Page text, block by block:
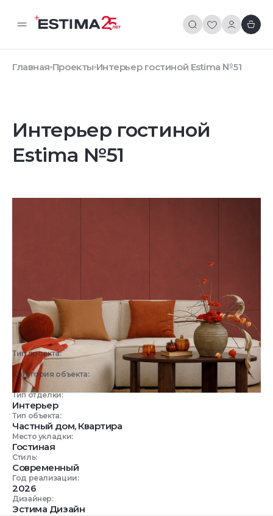
Главная Проекты Интерьер гостиной Estima №51
Интерьер гостиной
Estima №51
Тип проекта:
3D визуализация
Категория объекта:
Жилые объекты
Тип отделки:
Интерьер
Тип объекта:
Частный дом, Квартира
Место укладки:
Гостиная
Стиль:
Современный
Год реализации:
2026
Дизайнер:
Эстима Дизайн